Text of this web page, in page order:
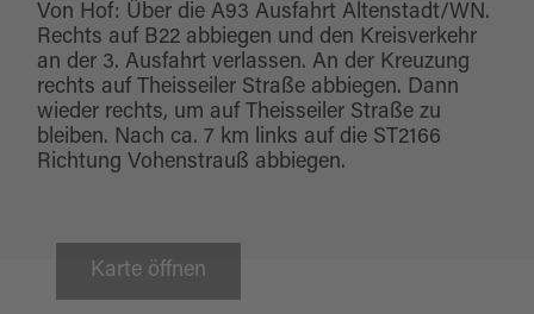
Karte öffnen
Von Hof: Über die A93 Ausfahrt Altenstadt/WN.
Rechts auf B22 abbiegen und den Kreisverkehr
an der 3. Ausfahrt verlassen. An der Kreuzung
rechts auf Theisseiler Straße abbiegen. Dann
wieder rechts, um auf Theisseiler Straße zu
bleiben. Nach ca. 7 km links auf die ST2166
Richtung Vohenstrauß abbiegen.